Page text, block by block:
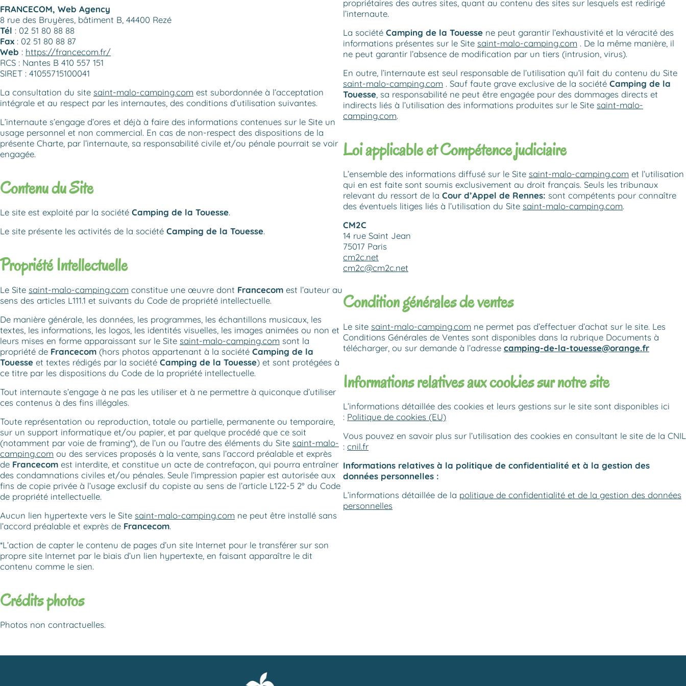
FRANCECOM, Web Agency
8 rue des Bruyères, bâtiment B, 44400 Rezé
Tél : 02 51 80 88 88
Fax : 02 51 80 88 87
Web : https://francecom.fr/
RCS : Nantes B 410 557 151
SIRET : 41055715100041
La consultation du site saint-malo-camping.com est subordonnée à l’acceptation
intégrale et au respect par les internautes, des conditions d’utilisation suivantes.
L’internaute s’engage d’ores et déjà à faire des informations contenues sur le Site un
usage personnel et non commercial. En cas de non-respect des dispositions de la
présente Charte, par l’internaute, sa responsabilité civile et/ou pénale pourrait se voir
engagée.
Contenu du Site
Le site est exploité par la société Camping de la Touesse.
Le site présente les activités de la société Camping de la Touesse.
Propriété Intellectuelle
Le Site saint-malo-camping.com constitue une œuvre dont Francecom est l’auteur au
sens des articles L111.1 et suivants du Code de propriété intellectuelle.
De manière générale, les données, les programmes, les échantillons musicaux, les
textes, les informations, les logos, les identités visuelles, les images animées ou non et
leurs mises en forme apparaissant sur le Site saint-malo-camping.com sont la
propriété de Francecom (hors photos appartenant à la société Camping de la
Touesse et textes rédigés par la société Camping de la Touesse) et sont protégées à
ce titre par les dispositions du Code de la propriété intellectuelle.
Tout internaute s’engage à ne pas les utiliser et à ne permettre à quiconque d’utiliser
ces contenus à des fins illégales.
Toute représentation ou reproduction, totale ou partielle, permanente ou temporaire,
sur un support informatique et/ou papier, et par quelque procédé que ce soit
(notamment par voie de framing*), de l’un ou l’autre des éléments du Site saint-malo-
camping.com ou des services proposés à la vente, sans l’accord préalable et exprès
de Francecom est interdite, et constitue un acte de contrefaçon, qui pourra entraîner
des condamnations civiles et/ou pénales. Seule l’impression papier est autorisée aux
fins de copie privée à l’usage exclusif du copiste au sens de l’article L122-5 2° du Code
de propriété intellectuelle.
Aucun lien hypertexte vers le Site saint-malo-camping.com ne peut être installé sans
l’accord préalable et exprès de Francecom.
*L’action de capter le contenu de pages d’un site Internet pour le transférer sur son
propre site Internet par le biais d’un lien hypertexte, en faisant apparaître le dit
contenu comme le sien.
Crédits photos
Photos non contractuelles.
propriétaires des autres sites, quant au contenu des sites sur lesquels est redirigé
l’internaute.
La société Camping de la Touesse ne peut garantir l’exhaustivité et la véracité des
informations présentes sur le Site saint-malo-camping.com . De la même manière, il
ne peut garantir l’absence de modification par un tiers (intrusion, virus).
En outre, l’internaute est seul responsable de l’utilisation qu’il fait du contenu du Site
saint-malo-camping.com . Sauf faute grave exclusive de la société Camping de la
Touesse , sa responsabilité ne peut être engagée pour des dommages directs et
indirects liés à l’utilisation des informations produites sur le Site saint-malo-
camping.com.
Loi applicable et Compétence judiciaire
L’ensemble des informations diffusé sur le Site saint-malo-camping.com et l’utilisation
qui en est faite sont soumis exclusivement au droit français. Seuls les tribunaux
relevant du ressort de la Cour d’Appel de Rennes: sont compétents pour connaître
des éventuels litiges liés à l’utilisation du Site saint-malo-camping.com.
CM2C
14 rue Saint Jean
75017 Paris
cm2c.net
cm2c@cm2c.net
Condition générales de ventes
Le site saint-malo-camping.com ne permet pas d’effectuer d’achat sur le site. Les
Conditions Générales de Ventes sont disponibles dans la rubrique Documents à
télécharger, ou sur demande à l’adresse camping-de-la-touesse@orange.fr
Informations relatives aux cookies sur notre site
L’informations détaillée des cookies et leurs gestions sur le site sont disponibles ici
: Politique de cookies (EU)
Vous pouvez en savoir plus sur l’utilisation des cookies en consultant le site de la CNIL
: cnil.fr
Informations relatives à la politique de confidentialité et à la gestion des
données personnelles :
L’informations détaillée de la politique de confidentialité et de la gestion des données
personnelles